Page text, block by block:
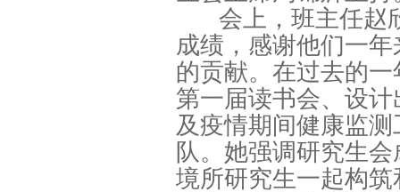
会上，班主任赵
成绩，感谢他们一
的贡献。在过去的
第一届读书会、设
及疫情期间健康监
队。她强调研究生
境所研究生一起构